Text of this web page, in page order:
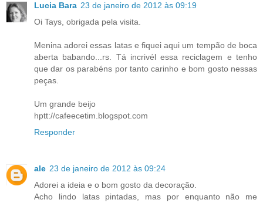
Lucia Bara 23 de janeiro de 2012 às 09:19
Oi Tays, obrigada pela visita.
Menina adorei essas latas e fiquei aqui um tempão de boca
aberta babando...rs. Tá incrivél essa reciclagem e tenho
que dar os parabéns por tanto carinho e bom gosto nessas
peças.
Um grande beijo
hptt://cafeecetim.blogspot.com
Responder
ale 23 de janeiro de 2012 às 09:24
Adorei a ideia e o bom gosto da decoração.
Acho lindo latas pintadas, mas por enquanto não me